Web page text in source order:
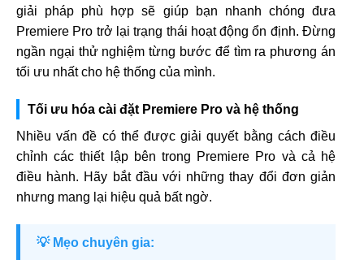
giải pháp phù hợp sẽ giúp bạn nhanh chóng đưa
Premiere Pro trở lại trạng thái hoạt động ổn định. Đừng
ngần ngại thử nghiệm từng bước để tìm ra phương án
tối ưu nhất cho hệ thống của mình.
Tối ưu hóa cài đặt Premiere Pro và hệ thống
Nhiều vấn đề có thể được giải quyết bằng cách điều
chỉnh các thiết lập bên trong Premiere Pro và cả hệ
điều hành. Hãy bắt đầu với những thay đổi đơn giản
nhưng mang lại hiệu quả bất ngờ.
💡 Mẹo chuyên gia: